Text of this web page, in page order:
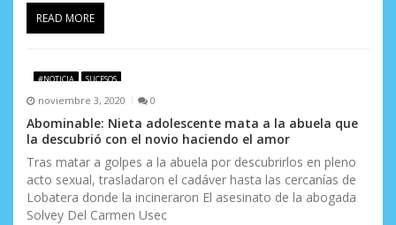
READ MORE
#NOTICIA SUCESOS
noviembre 3, 2020 0
Abominable: Nieta adolescente mata a la abuela que
la descubrió con el novio haciendo el amor
Tras matar a golpes a la abuela por descubrirlos en pleno
acto sexual, trasladaron el cadáver hasta las cercanías de
Lobatera donde la incineraron El asesinato de la abogada
Solvey Del Carmen Usec